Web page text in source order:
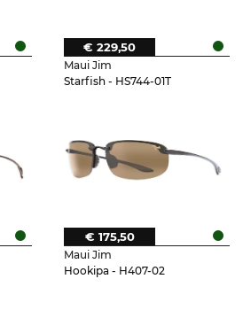
Maui Jim
Starfish - HS744-01T
€ 229,50
Maui Jim
Hookipa - H407-02
€ 175,50